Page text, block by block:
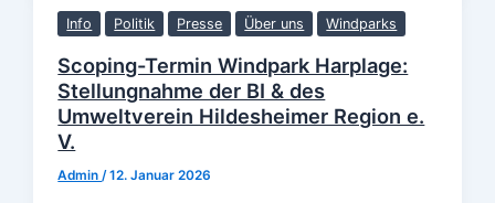
Info Politik Presse Über uns Windparks
Scoping-Termin Windpark Harplage:
Stellungnahme der BI & des
Umweltverein Hildesheimer Region e.
V.
Admin/12. Januar 2026